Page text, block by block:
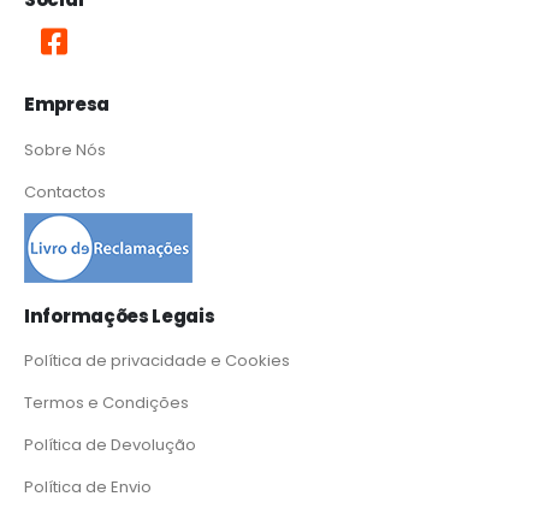
Empresa
Sobre Nós
Contactos
Informações Legais
Política de privacidade e Cookies
Termos e Condições
Política de Devolução
Política de Envio